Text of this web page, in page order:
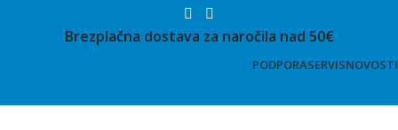
Brezplačna dostava za naročila nad 50€
PODPORASERVISNOVOSTI